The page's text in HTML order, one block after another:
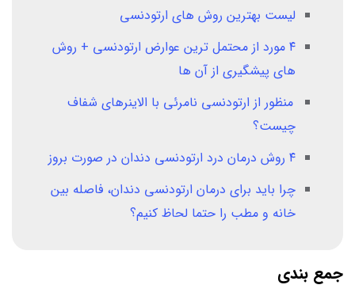
لیست بهترین روش های ارتودنسی
۴ مورد از محتمل ترین عوارض ارتودنسی + روش
های پیشگیری از آن ها
منظور از ارتودنسی نامرئی با الاینرهای شفاف
چیست؟
۴ روش درمان درد ارتودنسی دندان در صورت بروز
چرا باید برای درمان ارتودنسی دندان، فاصله بین
خانه و مطب را حتما لحاظ کنیم؟
جمع بندی